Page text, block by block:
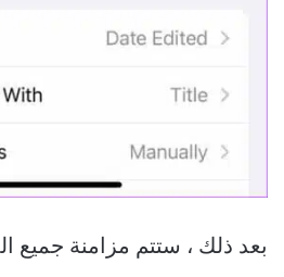
بعد ذلك ، ستتم مزامنة جميع